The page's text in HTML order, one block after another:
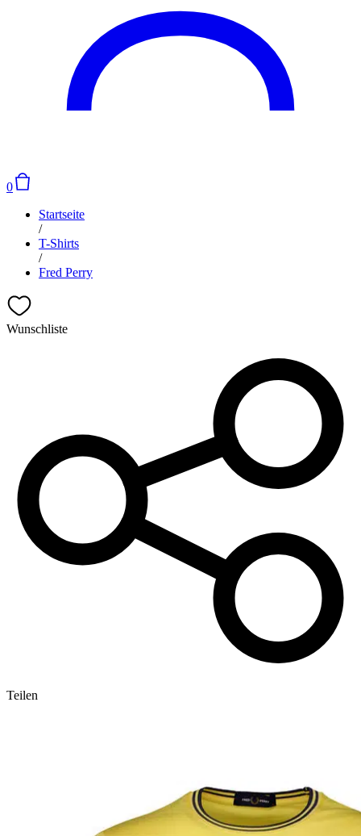
0
Startseite
/
T-Shirts
/
Fred Perry
Wunschliste
Teilen